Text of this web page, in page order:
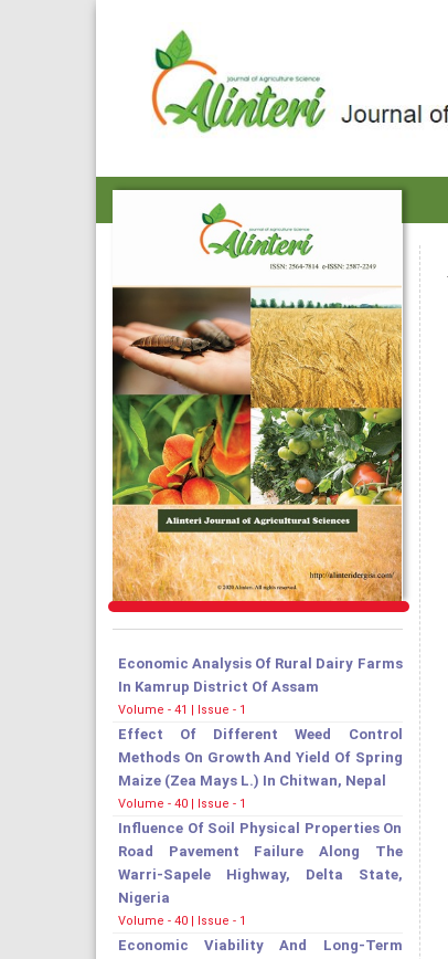
Economic Analysis Of Rural Dairy Farms
In Kamrup District Of Assam
Volume - 41 | Issue - 1
Effect Of Different Weed Control
Methods On Growth And Yield Of Spring
Maize (Zea Mays L.) In Chitwan, Nepal
Volume - 40 | Issue - 1
Influence Of Soil Physical Properties On
Road Pavement Failure Along The
Warri-Sapele Highway, Delta State,
Nigeria
Volume - 40 | Issue - 1
Economic Viability And Long-Term